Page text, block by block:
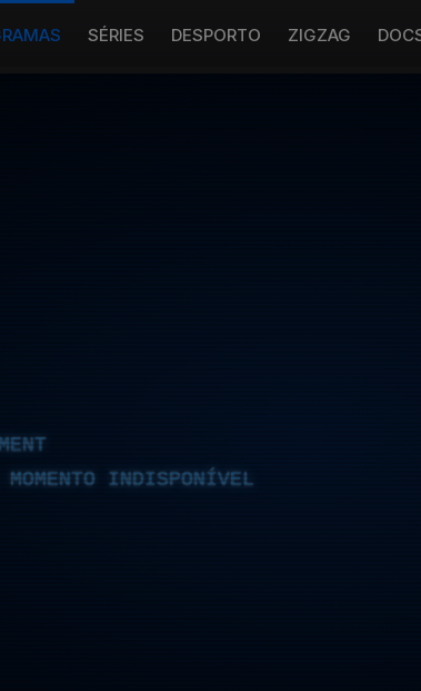
SÉRIES DESPORTO ZIGZAG
INDISPONÍVEL